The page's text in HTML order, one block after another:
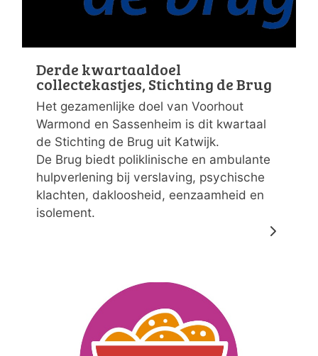
Derde kwartaaldoel
collectekastjes, Stichting de Brug
Het gezamenlijke doel van Voorhout
Warmond en Sassenheim is dit kwartaal
de Stichting de Brug uit Katwijk.
De Brug biedt poliklinische en ambulante
hulpverlening bij verslaving, psychische
klachten, dakloosheid, eenzaamheid en
isolement.